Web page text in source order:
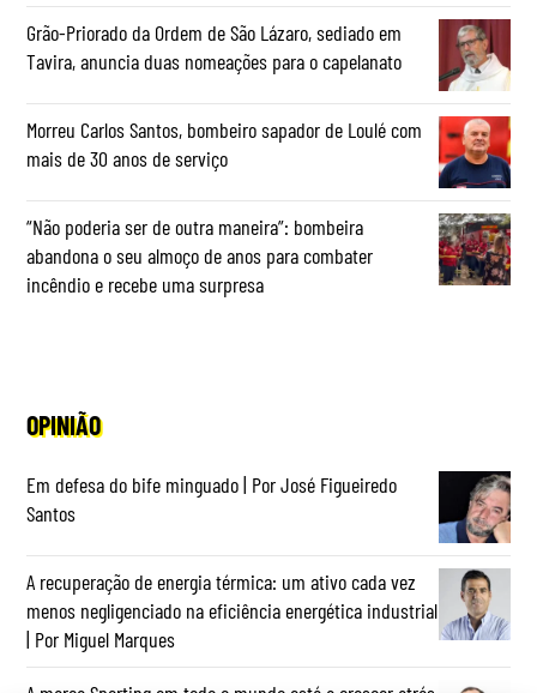
Grão-Priorado da Ordem de São Lázaro, sediado em
Tavira, anuncia duas nomeações para o capelanato
Morreu Carlos Santos, bombeiro sapador de Loulé com
mais de 30 anos de serviço
“Não poderia ser de outra maneira”: bombeira
abandona o seu almoço de anos para combater
incêndio e recebe uma surpresa
OPINIÃO
Em defesa do bife minguado | Por José Figueiredo
Santos
A recuperação de energia térmica: um ativo cada vez
menos negligenciado na eficiência energética industrial
| Por Miguel Marques